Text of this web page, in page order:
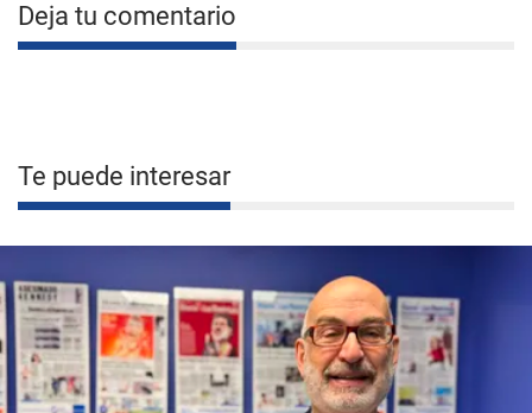
Deja tu comentario
Te puede interesar